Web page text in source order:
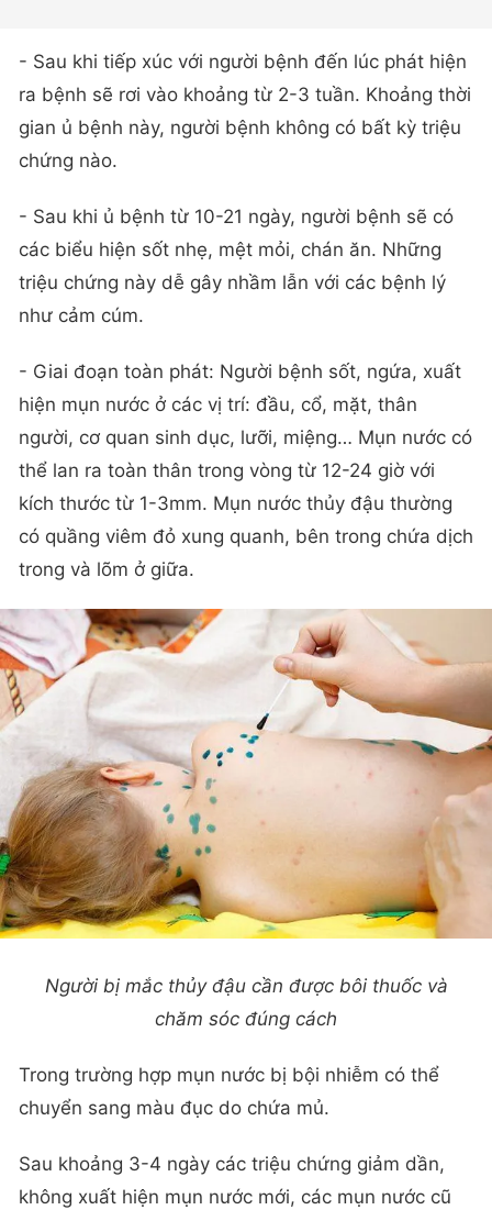
- Sau khi tiếp xúc với người bệnh đến lúc phát hiện
ra bệnh sẽ rơi vào khoảng từ 2-3 tuần. Khoảng thời
gian ủ bệnh này, người bệnh không có bất kỳ triệu
chứng nào.
- Sau khi ủ bệnh từ 10-21 ngày, người bệnh sẽ có
các biểu hiện sốt nhẹ, mệt mỏi, chán ăn. Những
triệu chứng này dễ gây nhầm lẫn với các bệnh lý
như cảm cúm.
- Giai đoạn toàn phát: Người bệnh sốt, ngứa, xuất
hiện mụn nước ở các vị trí: đầu, cổ, mặt, thân
người, cơ quan sinh dục, lưỡi, miệng… Mụn nước có
thể lan ra toàn thân trong vòng từ 12-24 giờ với
kích thước từ 1-3mm. Mụn nước thủy đậu thường
có quầng viêm đỏ xung quanh, bên trong chứa dịch
trong và lõm ở giữa.
Người bị mắc thủy đậu cần được bôi thuốc và
chăm sóc đúng cách
Trong trường hợp mụn nước bị bội nhiễm có thể
chuyển sang màu đục do chứa mủ.
Sau khoảng 3-4 ngày các triệu chứng giảm dần,
không xuất hiện mụn nước mới, các mụn nước cũ